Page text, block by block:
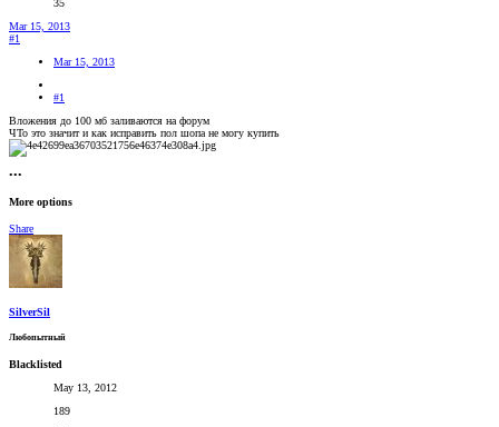
35
Mar 15, 2013
#1
Mar 15, 2013
#1
Вложения до 100 мб заливаются на форум
ЧТо это значит и как исправить пол шопа не могу купить
•••
More options
Share
SilverSil
Любопытный
Blacklisted
May 13, 2012
189